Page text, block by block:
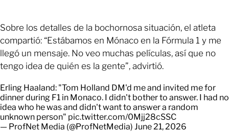
Sobre los detalles de la bochornosa situación, el atleta
compartió: “Estábamos en Mónaco en la Fórmula 1 y me
llegó un mensaje. No veo muchas películas, así que no
tengo idea de quién es la gente”, advirtió.
Erling Haaland: "Tom Holland DM'd me and invited me for
dinner during F1 in Monaco. I didn't bother to answer. I had no
idea who he was and didn't want to answer a random
unknown person" pic.twitter.com/0Mjj28cSSC
— ProfNet Media (@ProfNetMedia) June 21, 2026